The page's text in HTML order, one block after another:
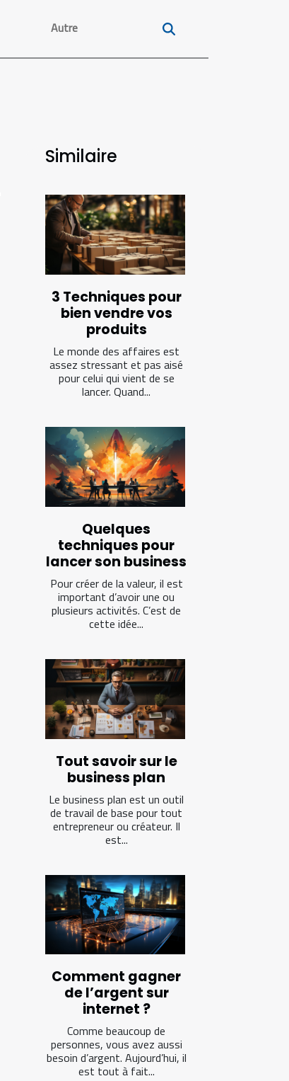
Autre
Similaire
3 Techniques pour
bien vendre vos
produits
Le monde des affaires est
assez stressant et pas aisé
pour celui qui vient de se
lancer. Quand...
Quelques
techniques pour
lancer son business
Pour créer de la valeur, il est
important d’avoir une ou
plusieurs activités. C’est de
cette idée...
Tout savoir sur le
business plan
Le business plan est un outil
de travail de base pour tout
entrepreneur ou créateur. Il
est...
Comment gagner
de l’argent sur
internet ?
Comme beaucoup de
personnes, vous avez aussi
besoin d’argent. Aujourd’hui, il
est tout à fait...